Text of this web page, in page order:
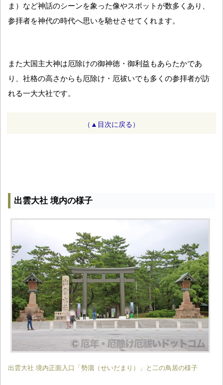
ま）など神話のシーンを象った像やスポットが数多くあり、
参拝者を神代の時代へ思いを馳せさせてくれます。
また大国主大神は厄除けの御神徳・御利益もあらたかであ
り、社格の高さからも厄除け・厄祓いでも多くの参拝者が訪
れる一大大社です。
（▲目次に戻る）
出雲大社 境内の様子
出雲大社 境内正面入口「勢溜（せいだまり）」と二の鳥居の様子